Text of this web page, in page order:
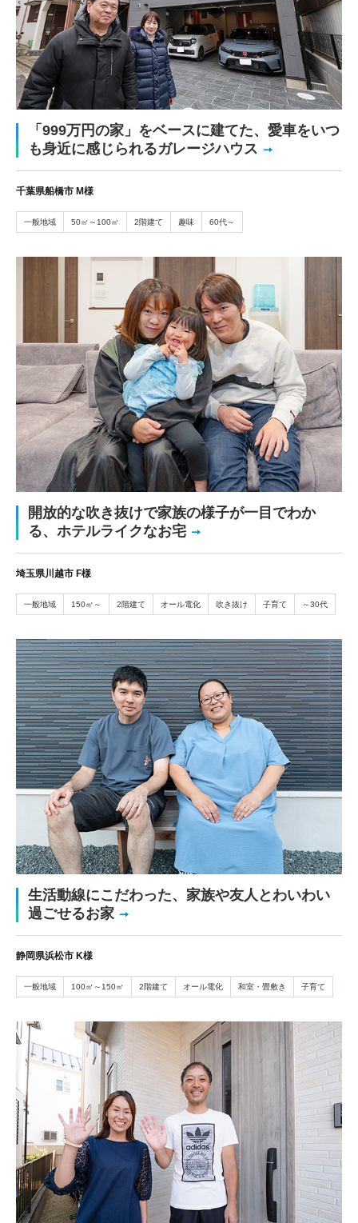
「999万円の家」をベースに建てた、愛車をいつ
も身近に感じられるガレージハウス
千葉県船橋市 M様
一般地域 50㎡～100㎡ 2階建て 趣味 60代～
開放的な吹き抜けで家族の様子が一目でわか
る、ホテルライクなお宅
埼玉県川越市 F様
一般地域 150㎡～ 2階建て オール電化 吹き抜け 子育て ～30代
生活動線にこだわった、家族や友人とわいわい
過ごせるお家
静岡県浜松市 K様
一般地域 100㎡～150㎡ 2階建て オール電化 和室・畳敷き 子育て